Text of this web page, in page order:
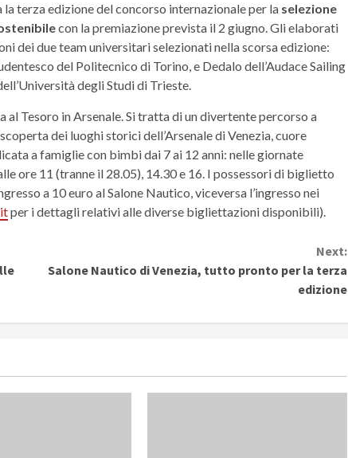
terza edizione del concorso internazionale per la selezione
con la premiazione prevista il 2 giugno. Gli elaborati
dei due team universitari selezionati nella scorsa edizione:
del Politecnico di Torino, e Dedalo dell’Audace Sailing
degli Studi di Trieste.
Tesoro in Arsenale. Si tratta di un divertente percorso a
dei luoghi storici dell’Arsenale di Venezia, cuore
a famiglie con bimbi dai 7 ai 12 anni: nelle giornate
ore 11 (tranne il 28.05), 14.30 e 16. I possessori di biglietto
a 10 euro al Salone Nautico, viceversa l’ingresso nei
per i dettagli relativi alle diverse bigliettazioni disponibili).
Next:
Salone Nautico di Venezia, tutto pronto per la terza
edizione